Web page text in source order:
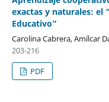
exactas y naturales: el
Educativo”
Carolina Cabrera, Amílcar
203-216
PDF